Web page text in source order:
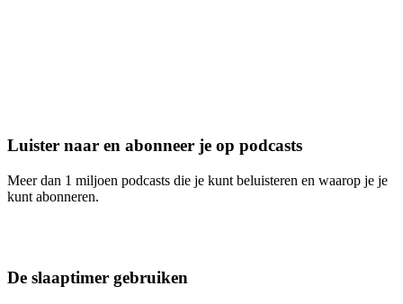
Luister naar en abonneer je op podcasts
Meer dan 1 miljoen podcasts die je kunt beluisteren en waarop je je
kunt abonneren.
De slaaptimer gebruiken